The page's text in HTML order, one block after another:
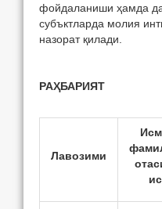
фойдаланиши ҳамда
субъктларда молия
назорат қилади.
РАҲБАРИЯТ
Лавозими